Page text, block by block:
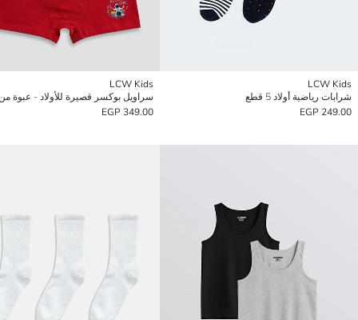
LCW Kids
شرابات رياضية أولاد 5 قطع
249.00 EGP
LCW Kids
سراويل بوكسر قصيرة للأولاد - عبوة من 3
349.00 EGP